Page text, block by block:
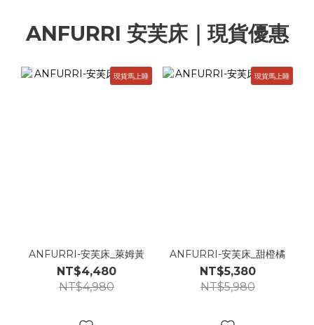
ANFURRI 安芙床｜現貨優惠
現貨馬上睡
ANFURRI-安芙床_萊姆黃
NT$4,480
NT$4,980
現貨馬上睡
ANFURRI-安芙床_甜橙橘
NT$5,380
NT$5,980